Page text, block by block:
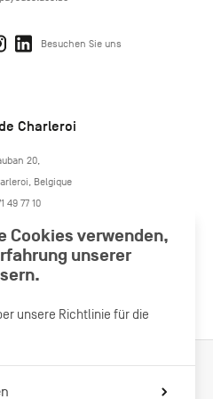
Besuchen Sie uns
Charleroi
20,
Belgique
49 77 10
Sie uns
Cookies verwenden,
unserer
unsere Richtlinie für die